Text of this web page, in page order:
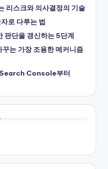
리스크와 의사결정의 기술
로 다루는 법
판단을 갱신하는 5단계
는 가장 조용한 메커니즘
Search Console부터